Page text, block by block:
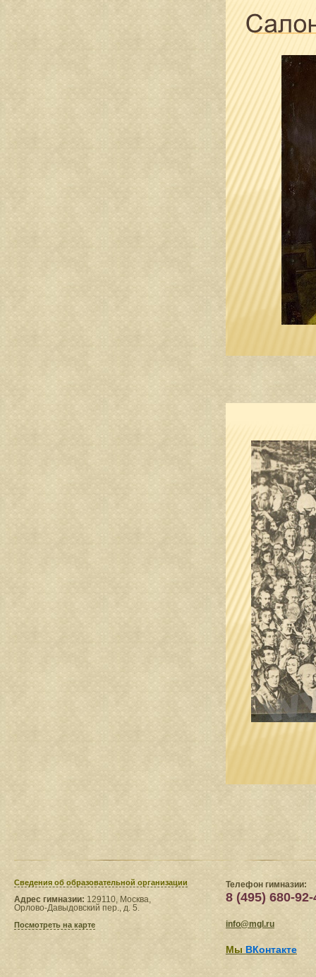
Сведения​ об образовательной организации
Адрес гимназии: 129110, Москва,
Орлово-Давыдовский пер., д. 5.
Посмотреть на карте
Телефон гимназии:
8 (495) 680-92-
info@mgl.ru
Мы ВКонтакте